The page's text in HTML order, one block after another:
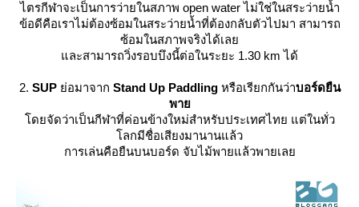
ไตรกีฬาจะเป็นการว่ายในสภาพ open water ไม่ใช่ในสระว่ายน้ำ
ข้อดีคือเราไม่ต้องซ้อมในสระว่ายน้ำที่ต้องกลับตัวไปมา สามารถ
ซ้อมในสภาพจริงได้เล
ละสามารถวิ่งรอบบึงนี้ต่อในระยะ 1.30 km ได้
2. SUP่อมาจาก Stand Up Paddlingหรือเรียกกันว่าบอร์ดยืน
พา
ดยจัดว่าเป็นกีฬาที่ค่อนข้างใหม่สำหรับประเทศไทย แต่ในทั่ว
ลกมีชื่อเสียงมานานแล้ว
การเล่นคือยืนบนบอร์ด จับไม้พายแล้วพายเล